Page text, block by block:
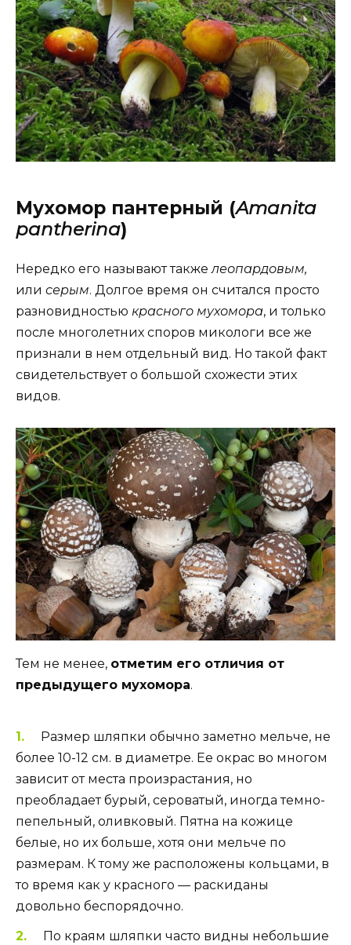
Мухомор пантерный (Amanita
pantherina)
Нередко его называют также леопардовым,
или серым. Долгое время он считался просто
разновидностью красного мухомора, и только
после многолетних споров микологи все же
признали в нем отдельный вид. Но такой факт
свидетельствует о большой схожести этих
видов.
Тем не менее, отметим его отличия от
предыдущего мухомора.
Размер шляпки обычно заметно мельче, не
более 10-12 см. в диаметре. Ее окрас во многом
зависит от места произрастания, но
преобладает бурый, сероватый, иногда темно-
пепельный, оливковый. Пятна на кожице
белые, но их больше, хотя они мельче по
размерам. К тому же расположены кольцами, в
то время как у красного — раскиданы
довольно беспорядочно.
По краям шляпки часто видны небольшие